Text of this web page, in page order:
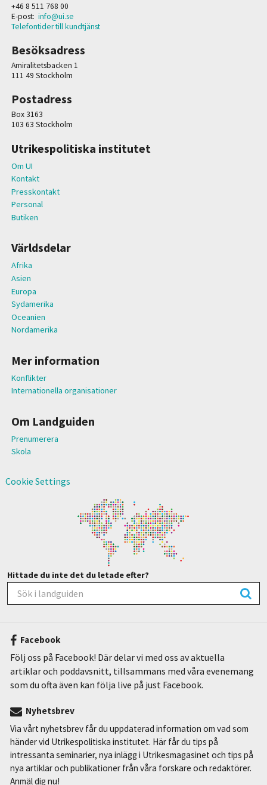
+46 8 511 768 00
E-post: info@ui.se
Telefontider till kundtjänst
Besöksadress
Amiralitetsbacken 1
111 49 Stockholm
Postadress
Box 3163
103 63 Stockholm
Utrikespolitiska institutet
Om UI
Kontakt
Presskontakt
Personal
Butiken
Världsdelar
Afrika
Asien
Europa
Sydamerika
Oceanien
Nordamerika
Mer information
Konflikter
Internationella organisationer
Om Landguiden
Prenumerera
Skola
Cookie Settings
Hittade du inte det du letade efter?
Facebook
Följ oss på Facebook! Där delar vi med oss av aktuella
artiklar och poddavsnitt, tillsammans med våra evenemang
som du ofta även kan följa live på just Facebook.
Nyhetsbrev
Via vårt nyhetsbrev får du uppdaterad information om vad som
händer vid Utrikespolitiska institutet. Här får du tips på
intressanta seminarier, nya inlägg i Utrikesmagasinet och tips på
nya artiklar och publikationer från våra forskare och redaktörer.
Anmäl dig nu!